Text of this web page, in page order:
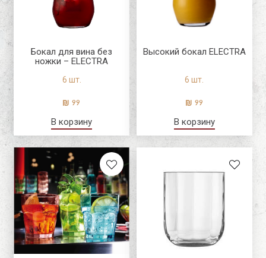
Бокал для вина без
ножки – ELECTRA
6 шт.
99
В корзину
Высокий бокал ELECTRA
6 шт.
99
В корзину